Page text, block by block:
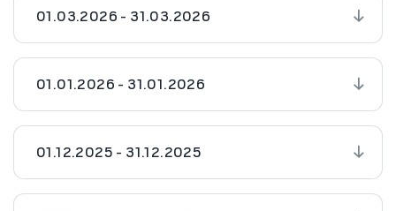
01.03.2026 - 31.03.2026
01.01.2026 - 31.01.2026
01.12.2025 - 31.12.2025